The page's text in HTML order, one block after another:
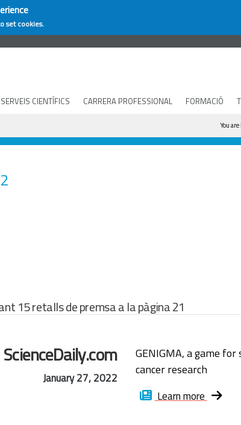
set cookies.
SERVEIS CIENTÍFICS CARRERA PROFESSIONAL FORMACIÓ
You
15 retalls de premsa a la pàgina 21
ScienceDaily.com
January 27, 2022
GENIGMA, a game
cancer research
Learn more